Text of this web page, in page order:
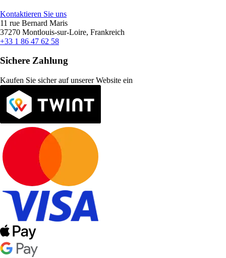
Kontaktieren Sie uns
11 rue Bernard Maris
37270 Montlouis-sur-Loire, Frankreich
+33 1 86 47 62 58
Sichere Zahlung
Kaufen Sie sicher auf unserer Website ein